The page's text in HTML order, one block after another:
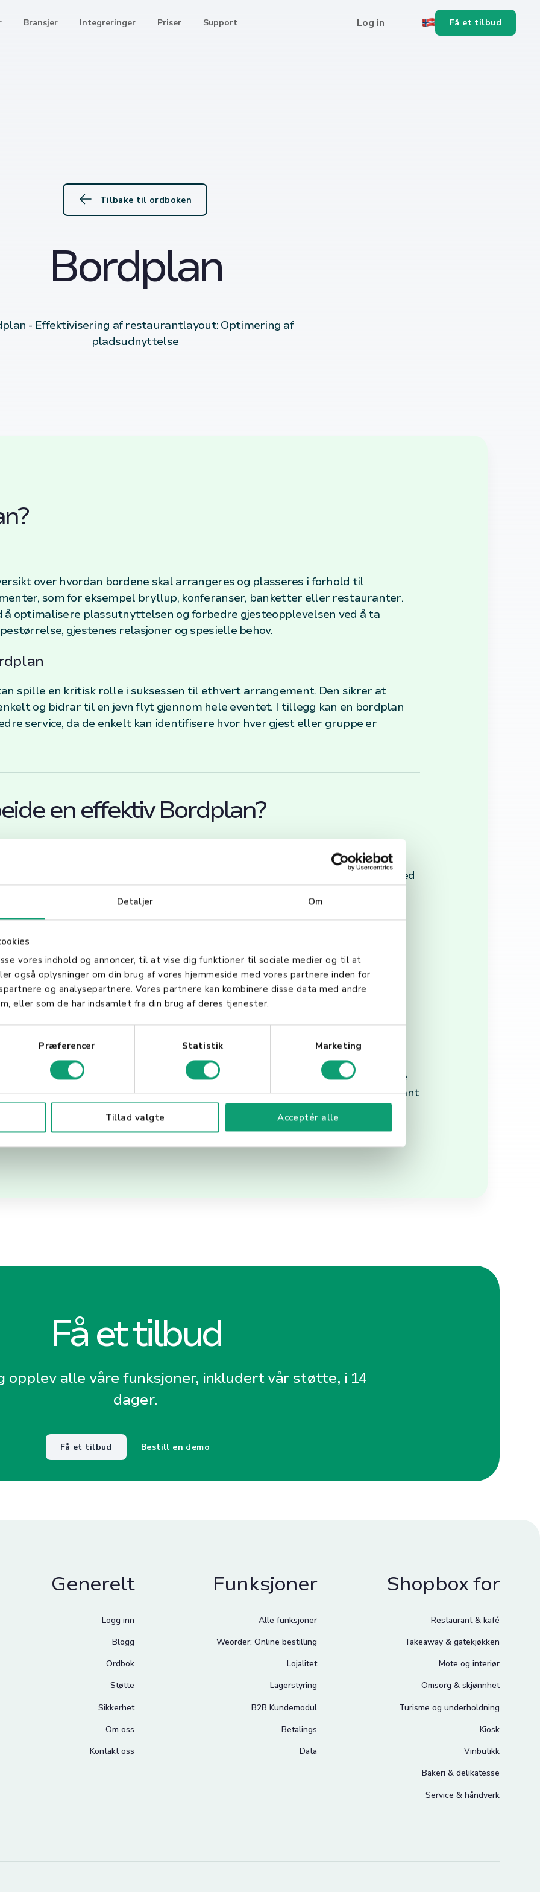
Detaljer Om
vores indhold og annoncer, til at vise dig funktioner til sociale medier og til at
også oplysninger om din brug af vores hjemmeside med vores partnere inden for
og analysepartnere. Vores partnere kan kombinere disse data med andre
eller som de har indsamlet fra din brug af deres tjenester.
Præferencer Statistik Marketing
Tillad valgte Acceptér alle
Bransjer Integreringer Priser Support Log in Få et tilbud
Tilbake til ordboken
Bordplan
- Effektivisering af restaurantlayout: Optimering af
pladsudnyttelse
over hvordan bordene skal arrangeres og plasseres i forhold til
som for eksempel bryllup, konferanser, banketter eller restauranter.
å optimalisere plassutnyttelsen og forbedre gjesteopplevelsen ved å ta
gjestenes relasjoner og spesielle behov.
spille en kritisk rolle i suksessen til ethvert arrangement. Den sikrer at
og bidrar til en jevn flyt gjennom hele eventet. I tillegg kan en bordplan
service, da de enkelt kan identifisere hvor hver gjest eller gruppe er
en effektiv Bordplan?
krever nøye overveielse og planlegging. Start med å bestemme formålet med
behov. Deretter, tegn opp en skisse av lokalet og begynn å plassere
plassen og fremmer ønsket interaksjon mellom gjestene. Husk å ta
og andre logistiske elementer.
Bordplan
verktøy og programvare som kan forenkle prosessen med å lage en
ofte dra-og-slipp-funksjonalitet, som gjør det enkelt å arrangere bordene
funksjoner for å legge til gjestenavn, spesielle forespørsler og annen relevant
bidrar til en velorganisert og effektiv bordplanlegging.
Få et tilbud
opplev alle våre funksjoner, inkludert vår støtte, i 14
dager.
Få et tilbud Bestill en demo
Generelt
Logg inn
Blogg
Ordbok
Støtte
Sikkerhet
Om oss
Kontakt oss
Funksjoner
Alle funksjoner
Weorder: Online bestilling
Lojalitet
Lagerstyring
B2B Kundemodul
Betalings
Data
Shopbox for
Restaurant & kafé
Takeaway & gatekjøkken
Mote og interiør
Omsorg & skjønnhet
Turisme og underholdning
Kiosk
Vinbutikk
Bakeri & delikatesse
Service & håndverk